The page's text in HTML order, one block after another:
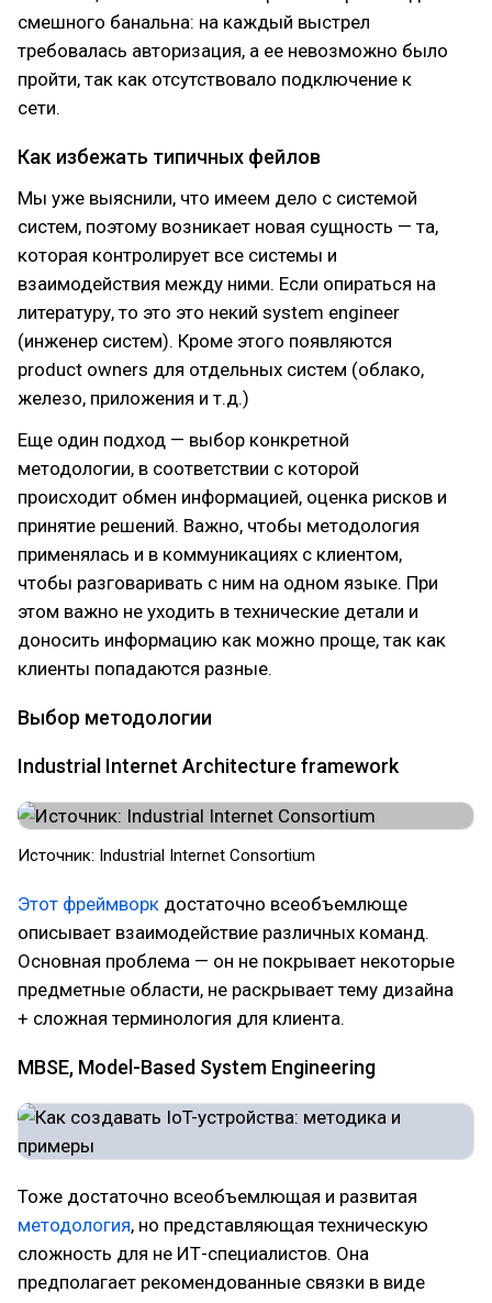
смешного банальна: на каждый выстрел
требовалась авторизация, а ее невозможно было
пройти, так как отсутствовало подключение к
сети.
Как избежать типичных фейлов
Мы уже выяснили, что имеем дело с системой
систем, поэтому возникает новая сущность — та,
которая контролирует все системы и
взаимодействия между ними. Если опираться на
литературу, то это это некий system engineer
(инженер систем). Кроме этого появляются
product owners для отдельных систем (облако,
железо, приложения и т.д.)
Еще один подход — выбор конкретной
методологии, в соответствии с которой
происходит обмен информацией, оценка рисков и
принятие решений. Важно, чтобы методология
применялась и в коммуникациях с клиентом,
чтобы разговаривать с ним на одном языке. При
этом важно не уходить в технические детали и
доносить информацию как можно проще, так как
клиенты попадаются разные.
Выбор методологии
Industrial Internet Architecture framework
Источник: Industrial Internet Consortium
Этот фреймворк достаточно всеобъемлюще
описывает взаимодействие различных команд.
Основная проблема — он не покрывает некоторые
предметные области, не раскрывает тему дизайна
+ сложная терминология для клиента.
MBSE, Model-Based System Engineering
Тоже достаточно всеобъемлющая и развитая
методология, но представляющая техническую
сложность для не ИТ-специалистов. Она
предполагает рекомендованные связки в виде